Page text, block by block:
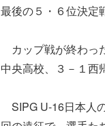
最後の５・６位決定
カップ戦が終わっ
中央高校、３－１西
SIPG U-16日本人